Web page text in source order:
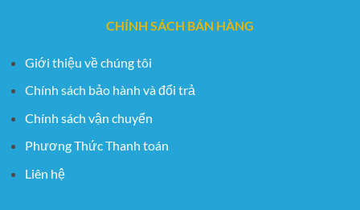
CHÍNH SÁCH BÁN HÀNG
Giới thiệu về chúng tôi
Chính sách bảo hành và đổi trả
Chính sách vận chuyển
Phương Thức Thanh toán
Liên hệ